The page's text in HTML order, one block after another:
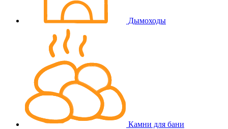
Дымоходы
Камни для бани